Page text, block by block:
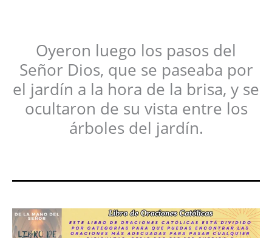
Oyeron luego los pasos del
Señor Dios, que se paseaba por
el jardín a la hora de la brisa, y se
ocultaron de su vista entre los
árboles del jardín.